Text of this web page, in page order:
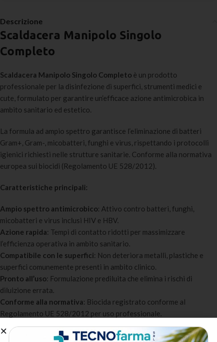
Descrizione
Scaldacera Manipolo Singolo
Completo
Scaldacera Manipolo Singolo Completo è un prodotto
professionale per la disinfezione di superfici, strumenti medici e
cute, formulato per garantire un’efficace azione antimicrobica in
ambito sanitario ed estetico.
La formula ad ampio spettro garantisce l’eliminazione di batteri
Gram+, Gram-, micobatteri, funghi e virus, rispettando i protocolli
igienici richiesti nelle strutture sanitarie. Conforme alla normativa
europea sui biocidi (Regolamento UE 528/2012).
Caratteristiche principali:
Ampio spettro antimicrobico: Attivo contro batteri, funghi,
micobatteri e virus inclusi HIV e HBV.
Azione rapida: Tempi di contatto ridotti per massimizzare
l’efficienza operativa in ambito sanitario.
Compatibile con le superfici: Non deteriora metalli, plastiche e
superfici comunemente presenti in ambito clinico.
Pronto all’uso: Formulazione prediluita che elimina i rischi di
diluizione errata.
Conforme alla normativa: Biocida registrato conforme al
Regolamento UE 528/2012 per uso professionale.
A chi è destinato: